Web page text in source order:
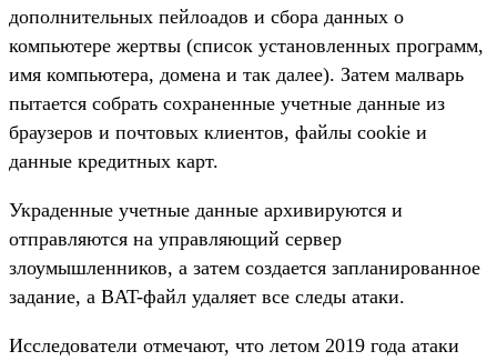
дополнительных пейлоадов и сбора данных о
компьютере жертвы (список установленных программ,
имя компьютера, домена и так далее). Затем малварь
пытается собрать сохраненные учетные данные из
браузеров и почтовых клиентов, файлы cookie и
данные кредитных карт.
Украденные учетные данные архивируются и
отправляются на управляющий сервер
злоумышленников, а затем создается запланированное
задание, а BAT-файл удаляет все следы атаки.
Исследователи отмечают, что летом 2019 года атаки